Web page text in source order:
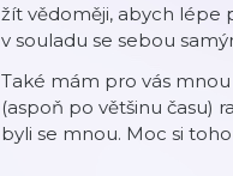
žít vědoměji, abych lépe
v souladu se sebou
Také mám pro vás
(aspoň po většinu času)
byli se mnou. Moc si